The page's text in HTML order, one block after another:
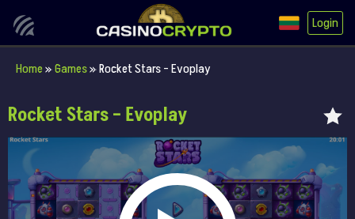
Login
Home»Games»Rocket Stars – Evoplay
Rocket Stars – Evoplay